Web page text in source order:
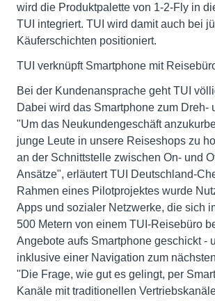
wird die Produktpalette von 1-2-Fly in
TUI integriert. TUI wird damit auch bei
Käuferschichten positioniert.
TUI verknüpft Smartphone mit
Bei der Kundenansprache geht TUI
Dabei wird das Smartphone zum Dreh-
"Um das Neukundengeschäft
junge Leute in unsere Reiseshops zu
an der Schnittstelle zwischen On- und
Ansätze", erläutert TUI Deutschland-
Rahmen eines Pilotprojektes wurde
Apps und sozialer Netzwerke, die sich
500 Metern von einem TUI-Reisebüro
Angebote aufs Smartphone geschickt -
inklusive einer Navigation zum
"Die Frage, wie gut es gelingt, per
Kanäle mit traditionellen